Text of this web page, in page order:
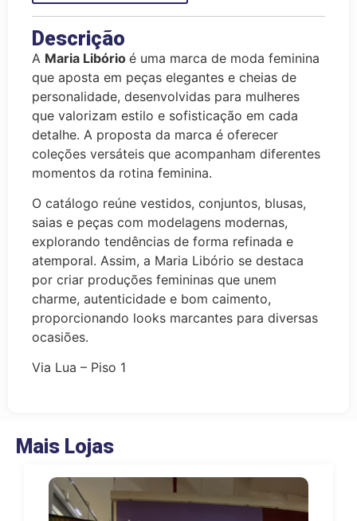
Descrição
A Maria Libório é uma marca de moda feminina
que aposta em peças elegantes e cheias de
personalidade, desenvolvidas para mulheres
que valorizam estilo e sofisticação em cada
detalhe. A proposta da marca é oferecer
coleções versáteis que acompanham diferentes
momentos da rotina feminina.
O catálogo reúne vestidos, conjuntos, blusas,
saias e peças com modelagens modernas,
explorando tendências de forma refinada e
atemporal. Assim, a Maria Libório se destaca
por criar produções femininas que unem
charme, autenticidade e bom caimento,
proporcionando looks marcantes para diversas
ocasiões.
Via Lua – Piso 1
Mais Lojas